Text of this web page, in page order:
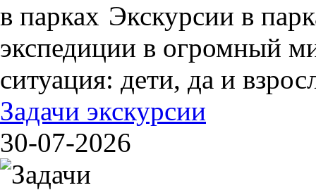
Экскурсии в
экспедиции в огромный
ситуация: дети, да и
Задачи экскурсии
30-07-2026